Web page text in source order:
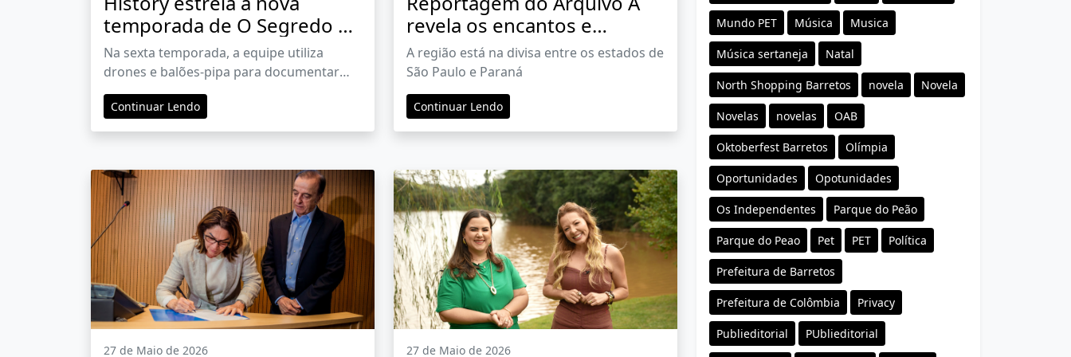
temporada de O Segredo do
Rancho Skinwalker
Na sexta temporada, a equipe utiliza
drones e balões-pipa para documentar
anomalias energéticas e radioativas
Continuar Lendo
revela os encantos e
aventuras da região de
Angra Doce
A região está na divisa entre os estados de
São Paulo e Paraná
Continuar Lendo
27 de Maio de 2026 27 de Maio de 2026
Mundo PET Música Musica
Música sertaneja Natal
North Shopping Barretos novela Novela
Novelas novelas OAB
Oktoberfest Barretos Olímpia
Oportunidades Opotunidades
Os Independentes Parque do Peão
Parque do Peao Pet PET Política
Prefeitura de Barretos
Prefeitura de Colômbia Privacy
Publieditorial PUblieditorial